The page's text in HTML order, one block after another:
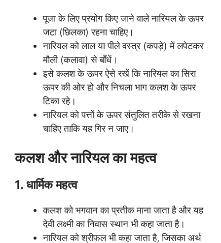
पूजा के लिए प्रयोग किए जाने वाले नारियल के ऊपर
जटा (छिलका) रहना चाहिए।
नारियल को लाल या पीले वस्त्र (कपड़े) में लपेटकर
मौली (कलावा) से बाँधें।
इसे कलश के ऊपर ऐसे रखें कि नारियल का सिरा
ऊपर की ओर हो और निचला भाग कलश के ऊपर
टिका रहे।
नारियल को पत्तों के ऊपर संतुलित तरीके से रखना
चाहिए ताकि यह गिर न जाए।
कलश और नारियल का महत्व
1. धार्मिक महत्व
कलश को भगवान का प्रतीक माना जाता है और यह
देवी लक्ष्मी का निवास स्थान भी कहा जाता है।
नारियल को श्रीफल भी कहा जाता है, जिसका अर्थ